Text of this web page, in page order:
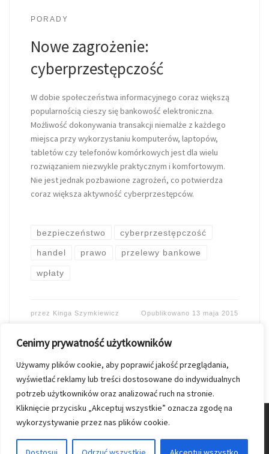
Cenimy prywatność użytkowników
Używamy plików cookie, aby poprawić jakość przeglądania,
wyświetlać reklamy lub treści dostosowane do indywidualnych
potrzeb użytkowników oraz analizować ruch na stronie.
Kliknięcie przycisku „Akceptuj wszystkie” oznacza zgodę na
wykorzystywanie przez nas plików cookie.
PORADY
Nowe zagrożenie:
cyberprzestępczość
W dobie społeczeństwa informacyjnego coraz większą
popularnością cieszy się bankowość elektroniczna.
Możliwość dokonywania transakcji niemalże z każdego
miejsca przy wykorzystaniu komputerów, laptopów,
tabletów czy telefonów komórkowych jest dla wielu
rozwiązaniem niezwykle praktycznym i komfortowym.
Nie jest jednak pozbawione zagrożeń, co potwierdza
coraz większa aktywność cyberprzestępców.
bezpieczeństwo cyberprzestępczość
handel prawo przelewy bankowe
wpłaty
przez Kinga Szymkiewicz Opublikowano 13 maja 2015
© 2026 Nasz Kolporter – Wszelkie prawa zastrzezone